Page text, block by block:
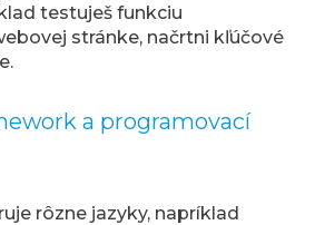
testuješ funkciu
stránke, načrtni kľúčové
a programovací
rôzne jazyky, napríklad